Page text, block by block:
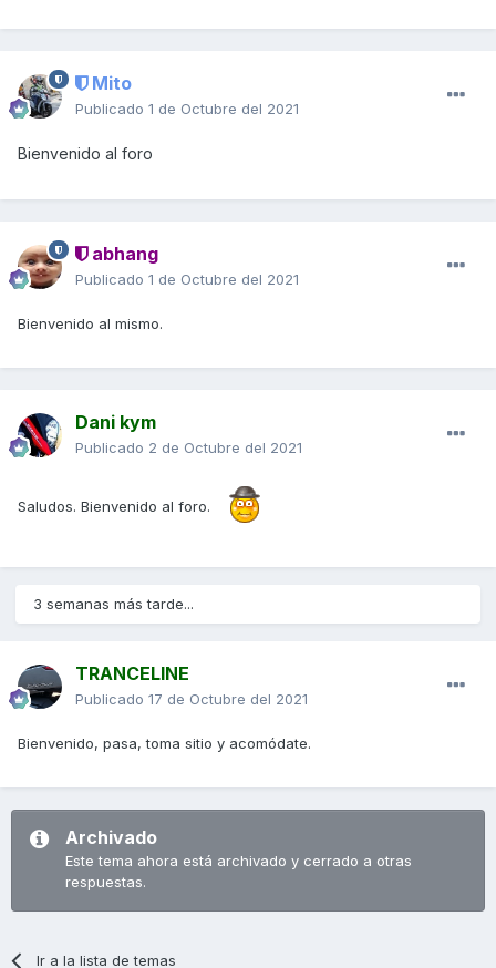
Mito
Publicado 1 de Octubre del 2021
Bienvenido al foro
abhang
Publicado 1 de Octubre del 2021
Bienvenido al mismo.
Dani kym
Publicado 2 de Octubre del 2021
Saludos. Bienvenido al foro.
3 semanas más tarde...
TRANCELINE
Publicado 17 de Octubre del 2021
Bienvenido, pasa, toma sitio y acomódate.
Archivado
Este tema ahora está archivado y cerrado a otras
respuestas.
Ir a la lista de temas